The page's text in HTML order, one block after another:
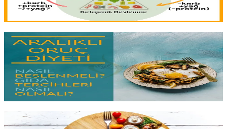
7 dk okuma
Aralıklı Oruçta Nasıl Beslenmeli?
Oruç saatleri önemli, amayeme penceresinde ne yediğiniz asıl
farkı yaratır. Yeterli protein, sağlıklı yağ velif dengesininasıl
kurmalısınız? Düşük karbonhidratla nasıl birleştirilir?
Yazıyı oku 1 dk okuma
Aralıklı Oruç Nasıl Yapılır?